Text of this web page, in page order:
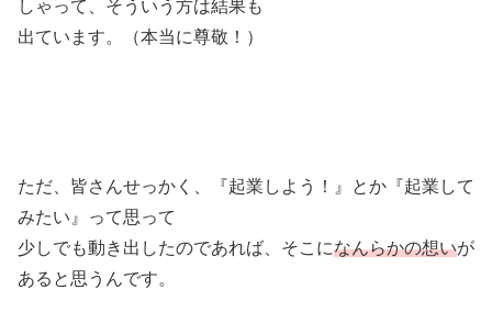
しゃって、そういう方は結果も
出ています。（本当に尊敬！）
ただ、皆さんせっかく、『起業しよう！』とか『起業して
みたい』って思って
少しでも動き出したのであれば、そこになんらかの想いが
あると思うんです。